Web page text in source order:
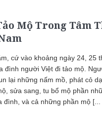
Mộ Trong Tâm
cứ vào khoảng ngày 24, 25
đình người Việt đi tảo mộ.
lại những nấm mồ, phát cỏ
sửa sang, tu bổ mộ phần
đình, và cả những phần mộ [...